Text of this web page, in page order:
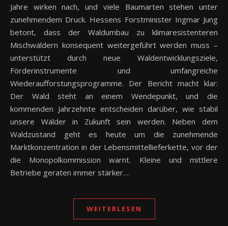
Jahre wirken nach, und viele Baumarten stehen unter
zunehmendem Druck. Hessens Forstminister Ingmar Jung
betont, dass der Waldumbau zu klimaresistenteren
Mischwäldern konsequent weitergeführt werden muss –
unterstützt durch neue Waldentwicklungsziele,
Förderinstrumente und umfangreiche
Wiederaufforstungsprogramme. Der Bericht macht klar:
Der Wald steht an einem Wendepunkt, und die
kommenden Jahrzehnte entscheiden darüber, wie stabil
unsere Wälder in Zukunft sein werden. Neben dem
Waldzustand geht es heute um die zunehmende
Marktkonzentration in der Lebensmittellieferkette, vor der
die Monopolkommission warnt. Kleine und mittlere
Betriebe geraten immer stärker…
WEITERLESEN